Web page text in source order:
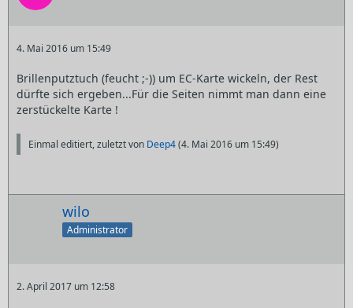
4. Mai 2016 um 15:49
Brillenputztuch (feucht ;-)) um EC-Karte wickeln, der Rest
dürfte sich ergeben...Für die Seiten nimmt man dann eine
zerstückelte Karte !
Einmal editiert, zuletzt von Deep4(4. Mai 2016 um 15:49)
wilo
Administrator
2. April 2017 um 12:58